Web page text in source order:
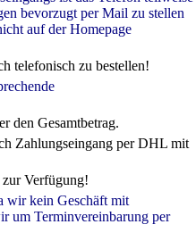
bevorzugt per Mail zu stellen
auf der Homepage
telefonisch zu bestellen!
den Gesamtbetrag.
Zahlungseingang per DHL mit
Verfügung!
wir kein Geschäft mit
um Terminvereinbarung per